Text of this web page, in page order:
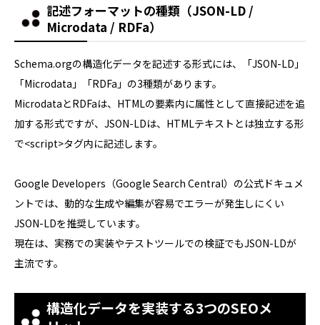
記述フォーマットの種類（JSON-LD /
Microdata / RDFa）
Schema.orgの構造化データを記述する形式には、「JSON-LD」
「Microdata」「RDFa」の3種類があります。
MicrodataとRDFaは、HTMLの要素内に属性として直接記述を追
加する形式ですが、JSON-LDは、HTMLテキストとは独立する形
で<script>タグ内に記述します。
Google Developers（Google Search Central）の公式ドキュメ
ントでは、動的な生成や編集が容易でエラーが発生しにくい
JSON-LDを推奨しています。
現在は、実務での実装やテストツールでの検証でもJSON-LDが
主流です。
構造化データを実装する3つのSEOメ